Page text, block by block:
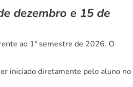
dezembro e 15 de
ao 1º semestre de 2026. O
iniciado diretamente pelo aluno no